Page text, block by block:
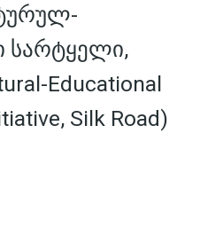
სარტყელი,
Educational
Silk Road)